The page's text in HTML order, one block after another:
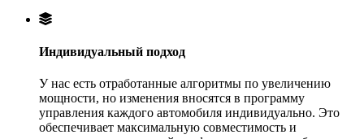
Индивидуальный подход
У нас есть отработанные алгоритмы по увеличению
мощности, но изменения вносятся в программу
управления каждого автомобиля индивидуально. Это
обеспечивает максимальную совместимость и